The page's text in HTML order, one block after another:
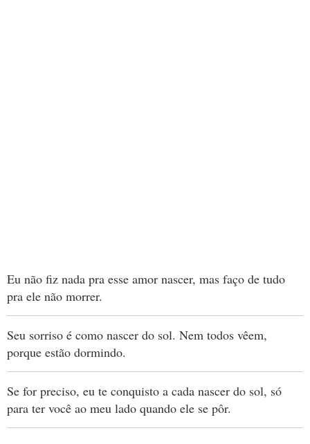
Eu não fiz nada pra esse amor nascer, mas faço de tudo
pra ele não morrer.
Seu sorriso é como nascer do sol. Nem todos vêem,
porque estão dormindo.
Se for preciso, eu te conquisto a cada nascer do sol, só
para ter você ao meu lado quando ele se pôr.